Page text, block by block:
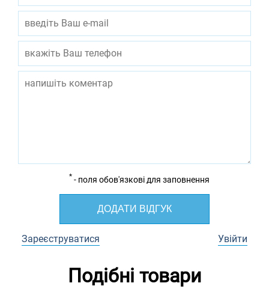
* - поля обов'язкові для заповнення
ДОДАТИ ВІДГУК
Зареєструватися Увійти
Подібні товари